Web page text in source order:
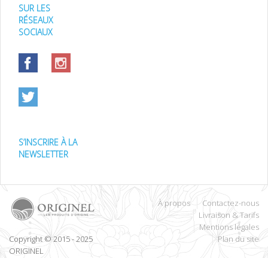
SUR LES
RÉSEAUX
SOCIAUX
S’INSCRIRE À LA
NEWSLETTER
Copyright © 2015 - 2025
ORIGINEL
À propos
Contactez-nous
Livraison & Tarifs
Mentions légales
Plan du site